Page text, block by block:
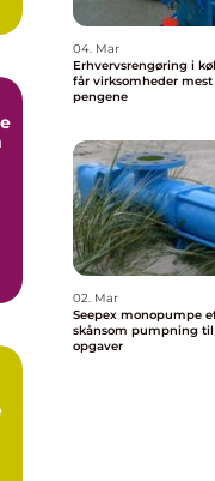
04. Mar
Erhvervsrengøring i
får virksomheder
pengene
02. Mar
Seepex monopumpe effektiv og
skånsom pumpning
opgaver